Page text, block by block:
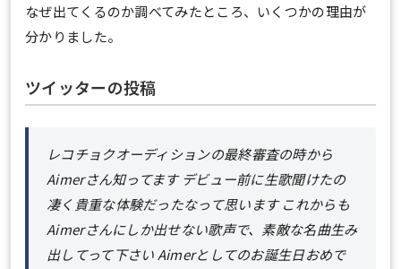
なぜ出てくるのか調べてみたところ、いくつかの理由が
分かりました。
ツイッターの投稿
レコチョクオーディションの最終審査の時から
Aimerさん知ってます デビュー前に生歌聞けたの
凄く貴重な体験だったなって思います これからも
Aimerさんにしか出せない歌声で、素敵な名曲生み
出してって下さい Aimerとしてのお誕生日おめで